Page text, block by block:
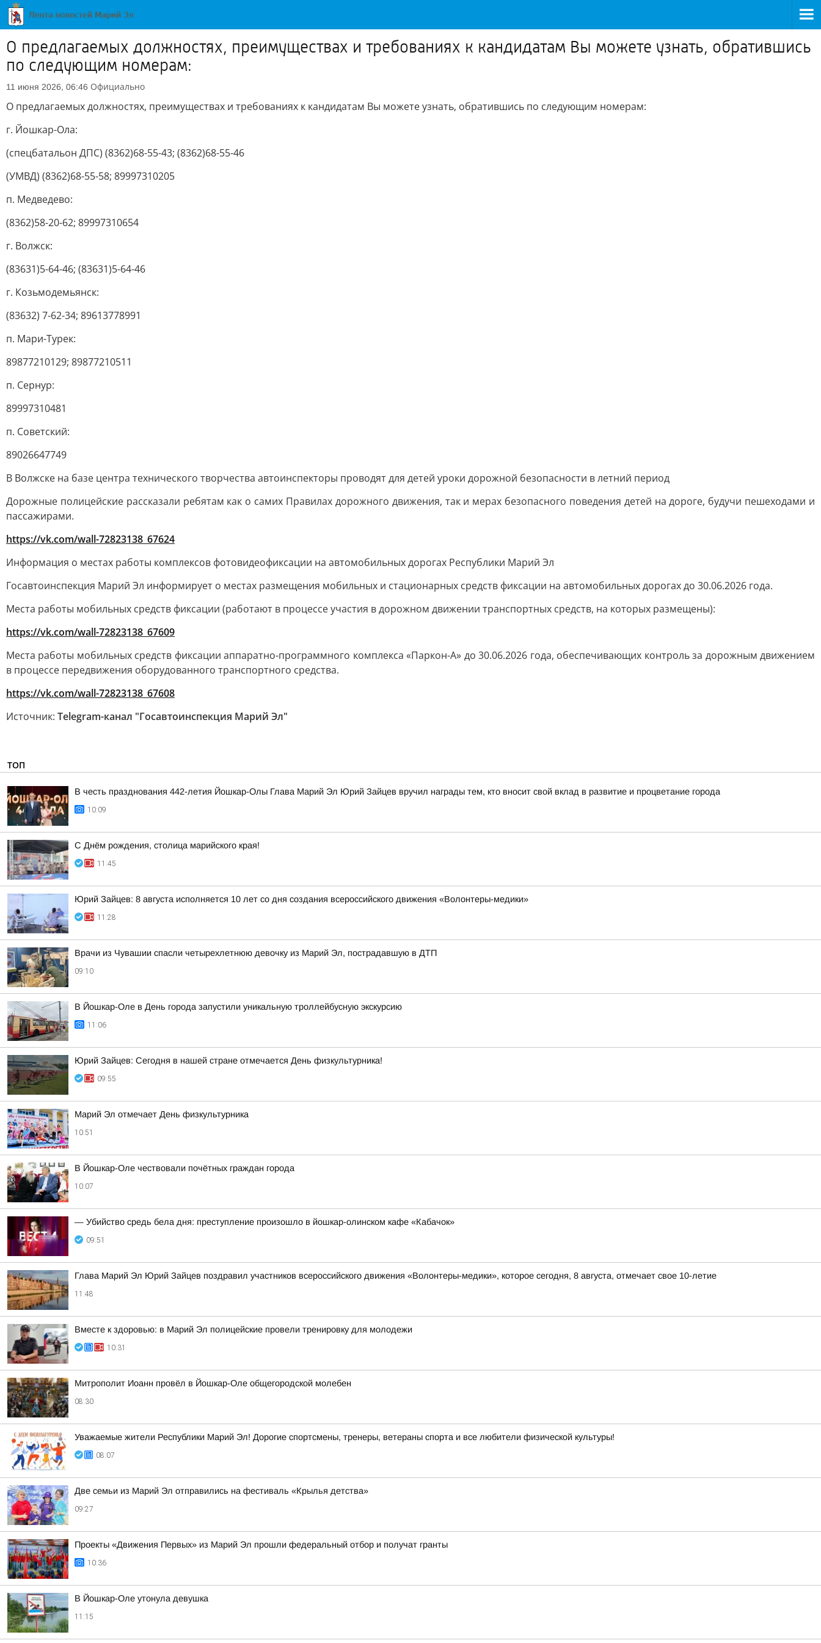
О предлагаемых должностях, преимуществах и требованиях к кандидатам Вы можете узнать, обратившись
по следующим номерам:
11 июня 2026, 06:46 Официально
О предлагаемых должностях, преимуществах и требованиях к кандидатам Вы можете узнать, обратившись по следующим номерам:
г. Йошкар-Ола:
(спецбатальон ДПС) (8362)68-55-43; (8362)68-55-46
(УМВД) (8362)68-55-58; 89997310205
п. Медведево:
(8362)58-20-62; 89997310654
г. Волжск:
(83631)5-64-46; (83631)5-64-46
г. Козьмодемьянск:
(83632) 7-62-34; 89613778991
п. Мари-Турек:
89877210129; 89877210511
п. Сернур:
89997310481
п. Советский:
89026647749
В Волжске на базе центра технического творчества автоинспекторы проводят для детей уроки дорожной безопасности в летний период
Дорожные полицейские рассказали ребятам как о самих Правилах дорожного движения, так и мерах безопасного поведения детей на дороге, будучи пешеходами и
пассажирами.
https://vk.com/wall-72823138_67624
Информация о местах работы комплексов фотовидеофиксации на автомобильных дорогах Республики Марий Эл
Госавтоинспекция Марий Эл информирует о местах размещения мобильных и стационарных средств фиксации на автомобильных дорогах до 30.06.2026 года.
Места работы мобильных средств фиксации (работают в процессе участия в дорожном движении транспортных средств, на которых размещены):
https://vk.com/wall-72823138_67609
Места работы мобильных средств фиксации аппаратно-программного комплекса «Паркон-А» до 30.06.2026 года, обеспечивающих контроль за дорожным движением
в процессе передвижения оборудованного транспортного средства.
https://vk.com/wall-72823138_67608
Источник: Telegram-канал "Госавтоинспекция Марий Эл"
ТОП
В честь празднования 442-летия Йошкар-Олы Глава Марий Эл Юрий Зайцев вручил награды тем, кто вносит свой вклад в развитие и процветание города
10:09
С Днём рождения, столица марийского края!
11:45
Юрий Зайцев: 8 августа исполняется 10 лет со дня создания всероссийского движения «Волонтеры-медики»
11:28
Врачи из Чувашии спасли четырехлетнюю девочку из Марий Эл, пострадавшую в ДТП
09:10
В Йошкар-Оле в День города запустили уникальную троллейбусную экскурсию
11:06
Юрий Зайцев: Сегодня в нашей стране отмечается День физкультурника!
09:55
Марий Эл отмечает День физкультурника
10:51
В Йошкар-Оле чествовали почётных граждан города
10:07
— Убийство средь бела дня: преступление произошло в йошкар-олинском кафе «Кабачок»
09:51
Глава Марий Эл Юрий Зайцев поздравил участников всероссийского движения «Волонтеры-медики», которое сегодня, 8 августа, отмечает свое 10-летие
11:48
Вместе к здоровью: в Марий Эл полицейские провели тренировку для молодежи
10:31
Митрополит Иоанн провёл в Йошкар-Оле общегородской молебен
08:30
Уважаемые жители Республики Марий Эл! Дорогие спортсмены, тренеры, ветераны спорта и все любители физической культуры!
08:07
Две семьи из Марий Эл отправились на фестиваль «Крылья детства»
09:27
Проекты «Движения Первых» из Марий Эл прошли федеральный отбор и получат гранты
10:36
В Йошкар-Оле утонула девушка
11:15